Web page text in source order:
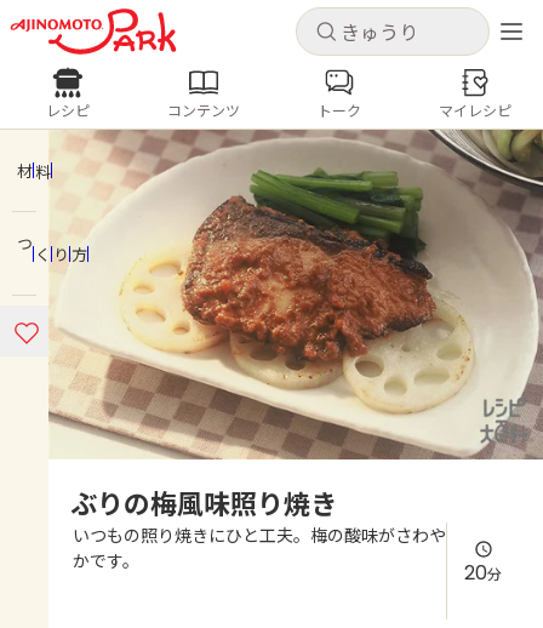
キャンセル
ログインするとレシピを保存できます
ログイン 新規登録
ホーム
コンテンツ
レシピ
よくあるお問い合わせ
キャンセル
レシピ コンテンツ
人気の食材・レシピ
きゅうり なす トマト
とうもろこし
ピーマン
みょうが ゴーヤ
レシピ コンテンツ トーク マイレシピ
材料
つくり方
ぶりの梅風味照り焼き
いつもの照り焼きにひと工夫。梅の酸味がさわや
かです。
20分